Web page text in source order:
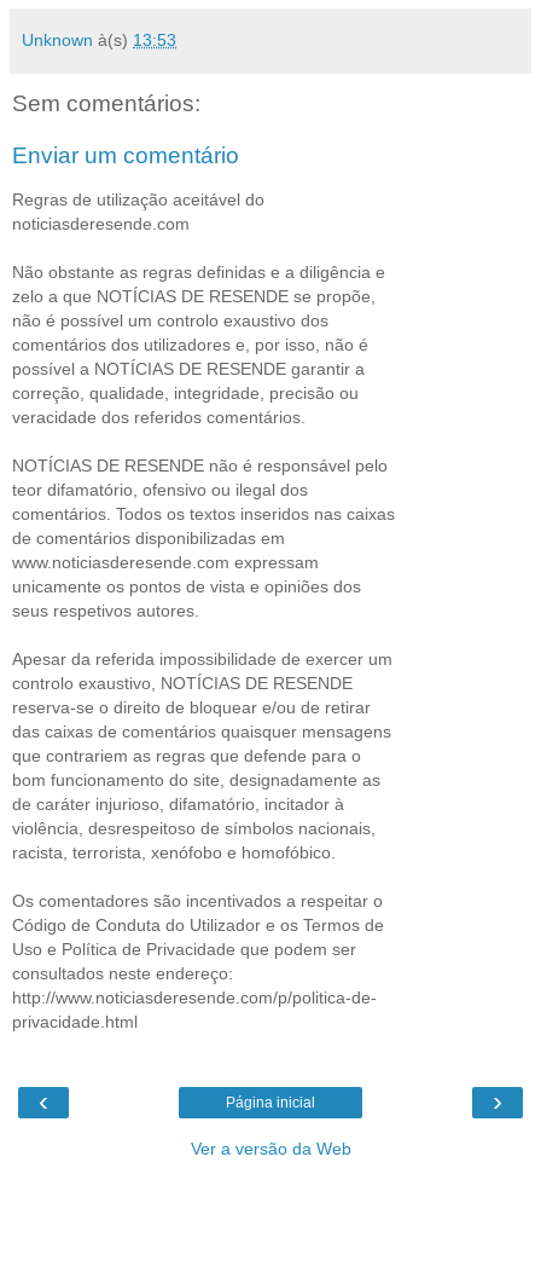
Unknown à(s) 13:53
Sem comentários:
Enviar um comentário
Regras de utilização aceitável do
noticiasderesende.com
Não obstante as regras definidas e a diligência e
zelo a que NOTÍCIAS DE RESENDE se propõe,
não é possível um controlo exaustivo dos
comentários dos utilizadores e, por isso, não é
possível a NOTÍCIAS DE RESENDE garantir a
correção, qualidade, integridade, precisão ou
veracidade dos referidos comentários.
NOTÍCIAS DE RESENDE não é responsável pelo
teor difamatório, ofensivo ou ilegal dos
comentários. Todos os textos inseridos nas caixas
de comentários disponibilizadas em
www.noticiasderesende.com expressam
unicamente os pontos de vista e opiniões dos
seus respetivos autores.
Apesar da referida impossibilidade de exercer um
controlo exaustivo, NOTÍCIAS DE RESENDE
reserva-se o direito de bloquear e/ou de retirar
das caixas de comentários quaisquer mensagens
que contrariem as regras que defende para o
bom funcionamento do site, designadamente as
de caráter injurioso, difamatório, incitador à
violência, desrespeitoso de símbolos nacionais,
racista, terrorista, xenófobo e homofóbico.
Os comentadores são incentivados a respeitar o
Código de Conduta do Utilizador e os Termos de
Uso e Política de Privacidade que podem ser
consultados neste endereço:
http://www.noticiasderesende.com/p/politica-de-
privacidade.html
‹ ›
Página inicial
Ver a versão da Web